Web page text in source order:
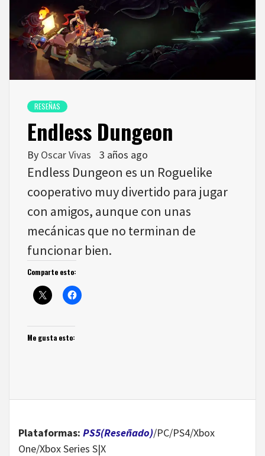
RESEÑAS
Endless Dungeon
By Oscar Vivas 3 años ago
Endless Dungeon es un Roguelike
cooperativo muy divertido para jugar
con amigos, aunque con unas
mecánicas que no terminan de
funcionar bien.
Comparte esto:
Me gusta esto:
Plataformas: PS5(Reseñado)/PC/PS4/Xbox
One/Xbox Series S|X